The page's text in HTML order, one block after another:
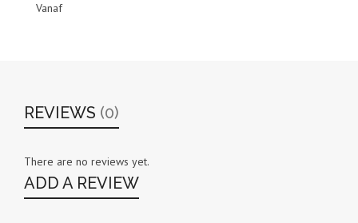
Vanaf
REVIEWS (0)
There are no reviews yet.
ADD A REVIEW